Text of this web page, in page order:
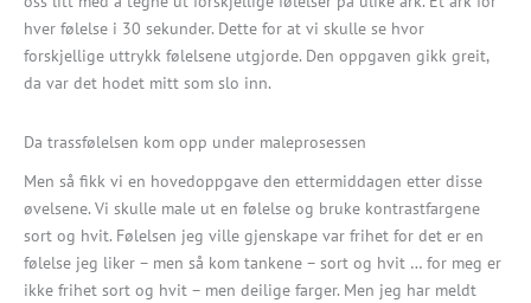
hver følelse i 30 sekunder. Dette for at vi skulle se hvor
forskjellige uttrykk følelsene utgjorde. Den oppgaven gikk greit,
da var det hodet mitt som slo inn.
Da trassfølelsen kom opp under maleprosessen
Men så fikk vi en hovedoppgave den ettermiddagen etter disse
øvelsene. Vi skulle male ut en følelse og bruke kontrastfargene
sort og hvit. Følelsen jeg ville gjenskape var frihet for det er en
følelse jeg liker – men så kom tankene – sort og hvit … for meg er
ikke frihet sort og hvit – men deilige farger. Men jeg har meldt